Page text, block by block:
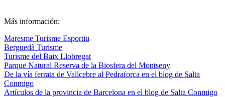
Más información:
Maresme Turisme Esportiu
Berguedà Turisme
Turisme del Baix Llobregat
Parque Natural Reserva de la Biosfera del Montseny
De la vía ferrata de Vallcebre al Pedraforca en el blog de Salta
Conmigo
Artículos de la provincia de Barcelona en el blog de Salta Conmigo